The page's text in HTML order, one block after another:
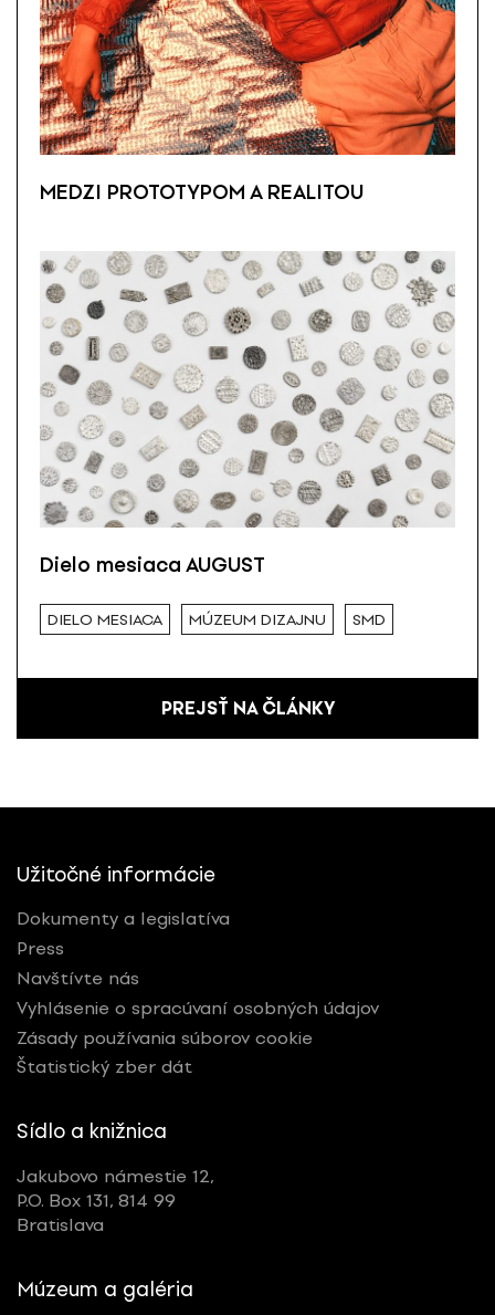
MEDZI PROTOTYPOM A REALITOU
Dielo mesiaca AUGUST
DIELO MESIACA MÚZEUM DIZAJNU SMD
PREJSŤ NA ČLÁNKY
Užitočné informácie
Dokumenty a legislatíva
Press
Navštívte nás
Vyhlásenie o spracúvaní osobných údajov
Zásady používania súborov cookie
Štatistický zber dát
Sídlo a knižnica
Jakubovo námestie 12,
P.O. Box 131, 814 99
Bratislava
Múzeum a galéria